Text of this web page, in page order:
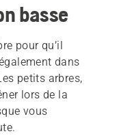
basse
pour qu’il
dans
petits arbres,
lors de la
vous